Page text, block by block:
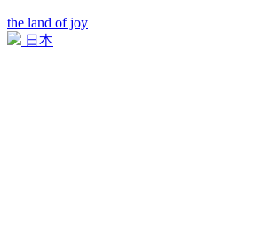
the land of joy
日本